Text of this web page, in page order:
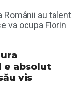
Românii au talent
va ocupa Florin
e absolut
vis